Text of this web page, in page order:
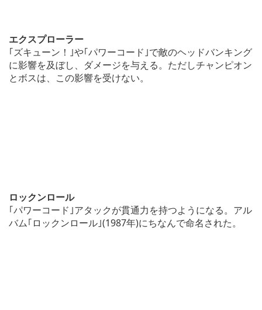
エクスプローラー
｢ズキューン！｣や｢パワーコード｣で敵のヘッドバンキング
に影響を及ぼし、ダメージを与える。ただしチャンピオン
とボスは、この影響を受けない。
ロックンロール
｢パワーコード｣アタックが貫通力を持つようになる。アル
バム｢ロックンロール｣(1987年)にちなんで命名された。